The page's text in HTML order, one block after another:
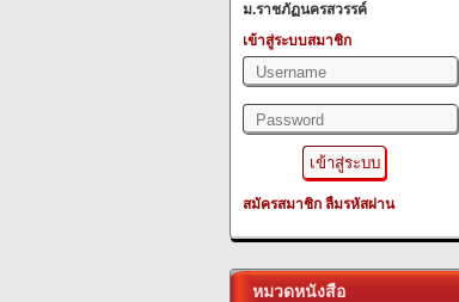
ม.ราชภัฏนครสวรรค์
เข้าสู่ระบบสมาชิก
สมัครสมาชิก ลืมรหัสผ่าน
หมวดหนังสือ